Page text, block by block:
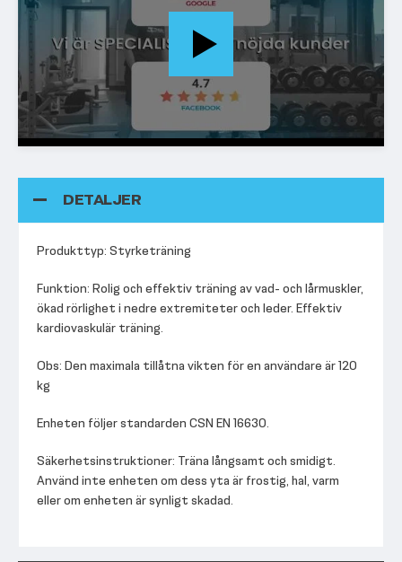
DETALJER
Produkttyp: Styrketräning
Funktion: Rolig och effektiv träning av vad- och lårmuskler,
ökad rörlighet i nedre extremiteter och leder. Effektiv
kardiovaskulär träning.
Obs: Den maximala tillåtna vikten för en användare är 120
kg
Enheten följer standarden CSN EN 16630.
Säkerhetsinstruktioner: Träna långsamt och smidigt.
Använd inte enheten om dess yta är frostig, hal, varm
eller om enheten är synligt skadad.